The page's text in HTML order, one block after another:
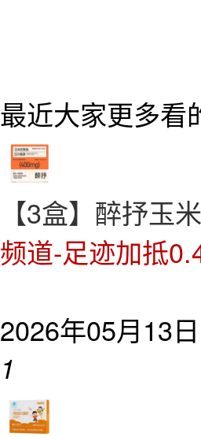
最近大家更多看
【3盒】醉抒玉
频道-足迹加抵
2026年05月13
1